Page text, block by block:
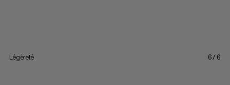
Légèreté 6/6